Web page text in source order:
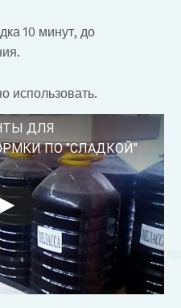
10 минут, до
использовать.
ДЛЯ
ПО "СЛАДКОЙ"